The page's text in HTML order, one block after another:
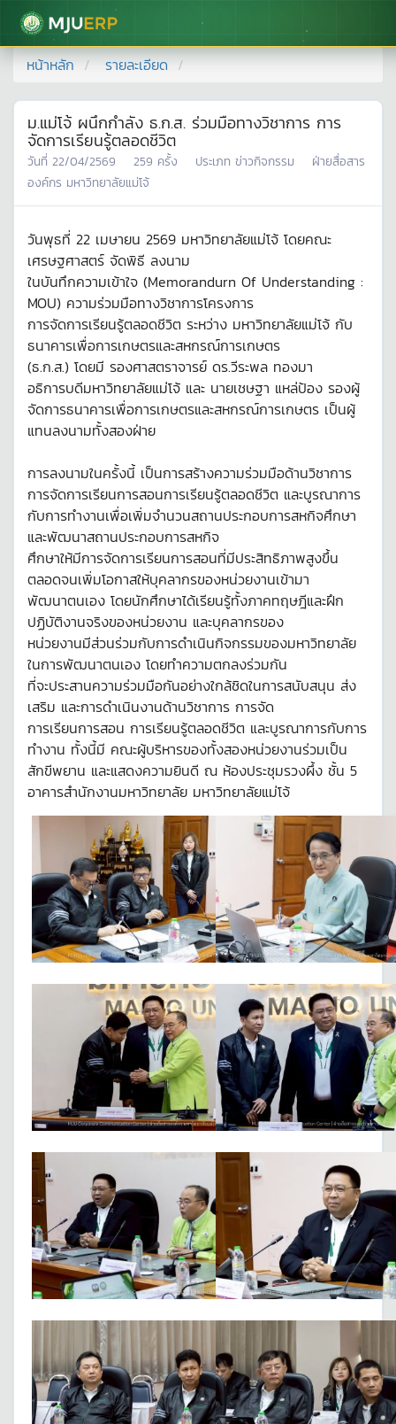
มหาวิทยาลัยแม่โจ้
หน้าหลัก รายละเอียด
ม.แม่โจ้ ผนึกกำลัง ธ.ก.ส. ร่วมมือทางวิชาการ การ
จัดการเรียนรู้ตลอดชีวิต
วันที่ 22/04/2569 259 ครั้ง ประเภท ข่าวกิจกรรม
ฝ่ายสื่อสาร
องค์กร มหาวิทยาลัยแม่โจ้
วันพุธที่ 22 เมษายน 2569 มหาวิทยาลัยแม่โจ้ โดยคณะ
เศรษฐศาสตร์ จัดพิธี ลงนาม
ในบันทึกความเข้าใจ (Memorandurn Of Understanding :
MOU) ความร่วมมือทางวิชาการโครงการ
การจัดการเรียนรู้ตลอดชีวิต ระหว่าง มหาวิทยาลัยแม่โจ้ กับ
ธนาคารเพื่อการเกษตรและสหกรณ์การเกษตร
(ธ.ก.ส.) โดยมี รองศาสตราจารย์ ดร.วีระพล ทองมา
อธิการบดีมหาวิทยาลัยแม่โจ้ และ นายเชษฐา แหล่ป้อง รองผู้
จัดการธนาคารเพื่อการเกษตรและสหกรณ์การเกษตร เป็นผู้
แทนลงนามทั้งสองฝ่าย
การลงนามในครั้งนี้ เป็นการสร้างความร่วมมือด้านวิชาการ
การจัดการเรียนการสอนการเรียนรู้ตลอดชีวิต และบูรณาการ
กับการทำงานเพื่อเพิ่มจำนวนสถานประกอบการสหกิจศึกษา
และพัฒนาสถานประกอบการสหกิจ
ศึกษาให้มีการจัดการเรียนการสอนที่มีประสิทธิภาพสูงขึ้น
ตลอดจนเพิ่มโอกาสให้บุคลากรของหน่วยงานเข้ามา
พัฒนาตนเอง โดยนักศึกษาได้เรียนรู้ทั้งภาคทฤษฎีและฝึก
ปฏิบัติงานจริงของหน่วยงาน และบุคลากรของ
หน่วยงานมีส่วนร่วมกับการดำเนินกิจกรรมของมหาวิทยาลัย
ในการพัฒนาตนเอง โดยทำความตกลงร่วมกัน
ที่จะประสานความร่วมมือกันอย่างใกล้ชิดในการสนับสนุน ส่ง
เสริม และการดำเนินงานด้านวิชาการ การจัด
การเรียนการสอน การเรียนรู้ตลอดชีวิต และบูรณาการกับการ
ทำงาน ทั้งนี้มี คณะผู้บริหารของทั้งสองหน่วยงานร่วมเป็น
สักขีพยาน และแสดงความยินดี ณ ห้องประชุมรวงผึ้ง ชั้น 5
อาคารสำนักงานมหาวิทยาลัย มหาวิทยาลัยแม่โจ้